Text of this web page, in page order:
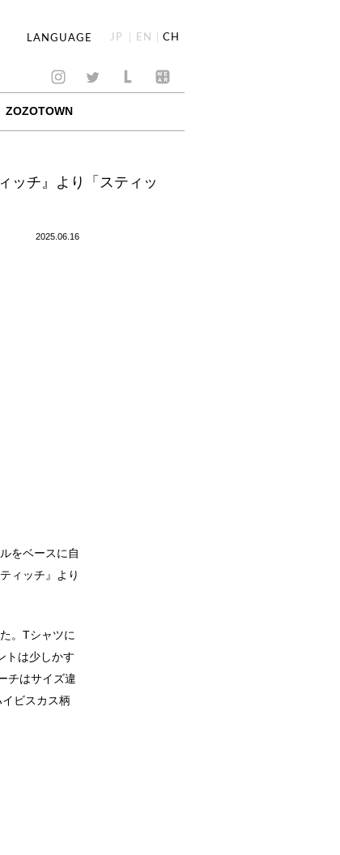
LANGUAGE JP EN CH
ZOZOTOWN
ッチ』より「スティッ
2025.06.16
をベースに自
ィッチ』より
。Tシャツに
トは少しかす
チはサイズ違
ビスカス柄